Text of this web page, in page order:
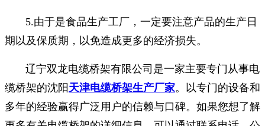
5.由于是食品生产工厂，一定要注意产品的生产日
期以及保质期，以免造成更多的经济损失。
辽宁双龙电缆桥架有限公司是一家主要专门从事电
缆桥架的沈阳天津电缆桥架生产厂家。以专门的设备和
多年的经验赢得广泛用户的信赖与口碑。如果您想了解